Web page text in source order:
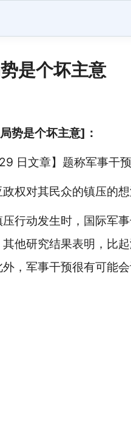
是个坏主意
势是个坏主意]：
文章】题称军事干预
对其民众的镇压的想
动发生时，国际军事
他研究结果表明，比
，军事干预很有可能